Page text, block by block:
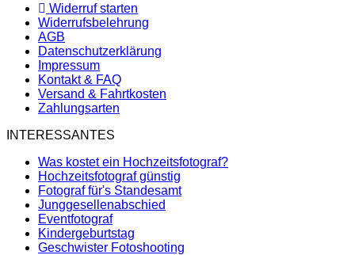
Widerruf starten
Widerrufsbelehrung
AGB
Datenschutzerklärung
Impressum
Kontakt & FAQ
Versand & Fahrtkosten
Zahlungsarten
INTERESSANTES
Was kostet ein Hochzeitsfotograf?
Hochzeitsfotograf günstig
Fotograf für's Standesamt
Junggesellenabschied
Eventfotograf
Kindergeburtstag
Geschwister Fotoshooting